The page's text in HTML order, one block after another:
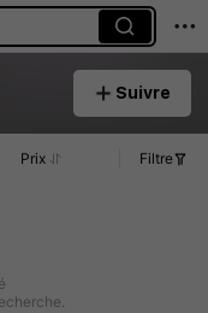
Suivre
Prix Filtre